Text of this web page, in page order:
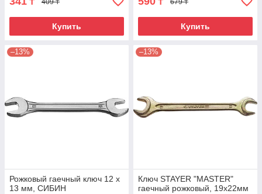
409 ₸
Купить
679 ₸
Купить
–13%
Рожковый гаечный ключ 12 x
13 мм, СИБИН
–13%
Ключ STAYER "MASTER"
гаечный рожковый, 19х22мм